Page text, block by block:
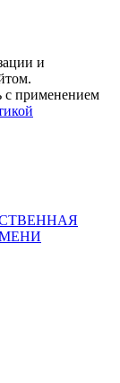
и
с применением